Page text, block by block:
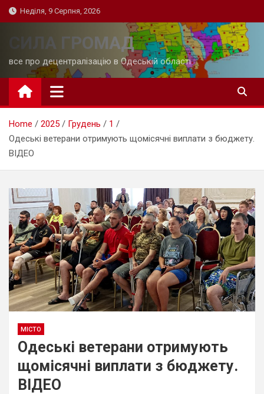
Skip
to
Неділя, 9 Серпня, 2026
СИЛА ГРОМАД
все про децентралізацію в Одеській області
Home 2025 Грудень
1
Одеські ветерани отримують щомісячні виплати з бюджету.
ВІДЕО
МІСТО
Одеські ветерани отримують
щомісячні виплати з бюджету.
ВІДЕО